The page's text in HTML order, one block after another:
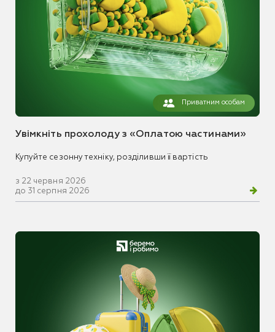
Приватним особам
Увімкніть прохолоду з «Оплатою частинами»
Купуйте сезонну техніку, розділивши її вартість
з 22 червня 2026
до 31 серпня 2026